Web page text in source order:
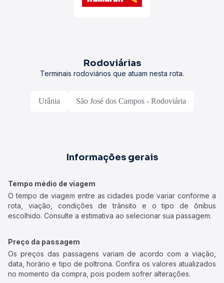
Rodoviárias
Terminais rodoviários que atuam nesta rota.
Urânia São José dos Campos - Rodoviária
Informações gerais
Tempo médio de viagem
O tempo de viagem entre as cidades pode variar conforme a
rota, viação, condições de trânsito e o tipo de ônibus
escolhido. Consulte a estimativa ao selecionar sua passagem.
Preço da passagem
Os preços das passagens variam de acordo com a viação,
data, horário e tipo de poltrona. Confira os valores atualizados
no momento da compra, pois podem sofrer alterações.